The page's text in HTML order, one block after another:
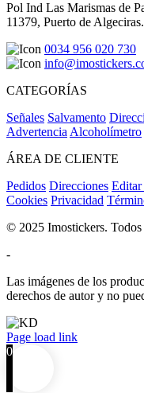
Pol Ind Las Marismas de
11379, Puerto de
0034 956 020 730
CATEGORÍAS
Señales Salvamento
Advertencia Alcoholímetro
ÁREA DE CLIENTE
Pedidos Direcciones Editar
Cookies Privacidad
© 2025 Imostickers. Todos
-
Las imágenes de los
derechos de autor y no
Facebook
Twitter
Instagram
Pinterest
Page load link
0